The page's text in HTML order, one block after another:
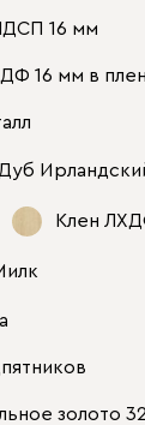
16 мм
16 мм в
Дуб
Клен
золото